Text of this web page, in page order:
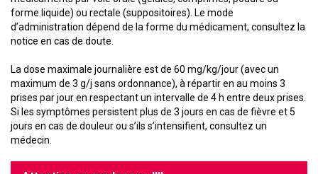
forme liquide) ou rectale (suppositoires). Le mode
d’administration dépend de la forme du médicament, consultez la
notice en cas de doute.
La dose maximale journalière est de 60 mg/kg/jour (avec un
maximum de 3 g/j sans ordonnance), à répartir en au moins 3
prises par jour en respectant un intervalle de 4 h entre deux prises.
Si les symptômes persistent plus de 3 jours en cas de fièvre et 5
jours en cas de douleur ou s’ils s’intensifient, consultez un
médecin.